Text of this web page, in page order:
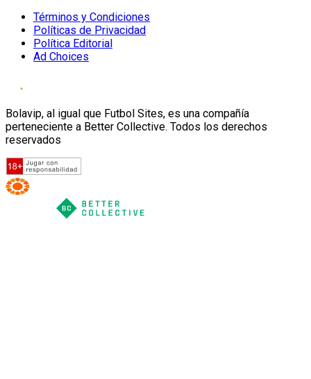
Términos y Condiciones
Políticas de Privacidad
Política Editorial
Ad Choices
Bolavip, al igual que Futbol Sites, es una compañía
perteneciente a Better Collective. Todos los derechos
reservados